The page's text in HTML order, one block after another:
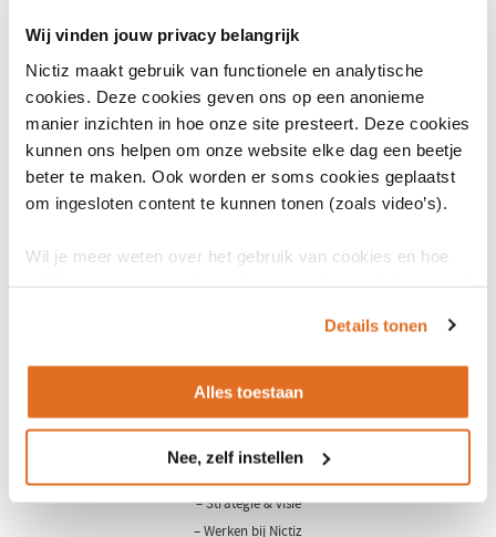
Wij vinden jouw privacy belangrijk
Nictiz maakt gebruik van functionele en analytische
cookies. Deze cookies geven ons op een anonieme
manier inzichten in hoe onze site presteert. Deze cookies
kunnen ons helpen om onze website elke dag een beetje
beter te maken. Ook worden er soms cookies geplaatst
om ingesloten content te kunnen tonen (zoals video’s).
Wil je meer weten over het gebruik van cookies en hoe
Details tonen
Alles toestaan
Nee, zelf instellen
LinkedInYoutube
– Strategie & visie
– Werken bij Nictiz